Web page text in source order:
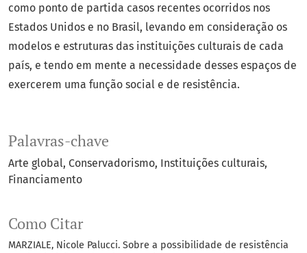
Palavras-chave
Arte global Conservadorismo Instituições culturais
Financiamento
Como Citar
MARZIALE, Nicole Palucci. Sobre a possibilidade de resistência
como ponto de partida casos recentes ocorridos nos
Estados Unidos e no Brasil, levando em consideração os
modelos e estruturas das instituições culturais de cada
país, e tendo em mente a necessidade desses espaços de
exercerem uma função social e de resistência.